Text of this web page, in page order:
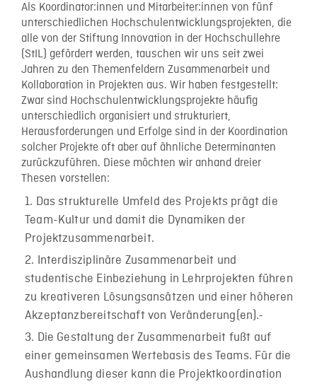
Als Koordinator:innen und Mitarbeiter:innen von fünf
unterschiedlichen Hochschulentwicklungsprojekten, die
alle von der Stiftung Innovation in der Hochschullehre
(StIL) gefördert werden, tauschen wir uns seit zwei
Jahren zu den Themenfeldern Zusammenarbeit und
Kollaboration in Projekten aus. Wir haben festgestellt:
Zwar sind Hochschulentwicklungsprojekte häufig
unterschiedlich organisiert und strukturiert,
Herausforderungen und Erfolge sind in der Koordination
solcher Projekte oft aber auf ähnliche Determinanten
zurückzuführen. Diese möchten wir anhand dreier
Thesen vorstellen:
Das strukturelle Umfeld des Projekts prägt die
Team-Kultur und damit die Dynamiken der
Projektzusammenarbeit.
Interdisziplinäre Zusammenarbeit und
studentische Einbeziehung in Lehrprojekten führen
zu kreativeren Lösungsansätzen und einer höheren
Akzeptanzbereitschaft von Veränderung(en).
Die Gestaltung der Zusammenarbeit fußt auf
einer gemeinsamen Wertebasis des Teams. Für die
Aushandlung dieser kann die Projektkoordination